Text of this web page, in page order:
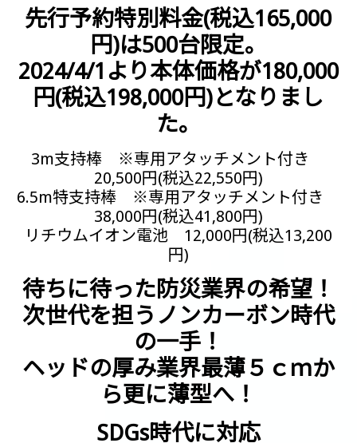
先行予約特別料金(税込165,000
円)は500台限定。
2024/4/1より本体価格が180,000
円(税込198,000円)となりまし
た。
3m支持棒 ※専用アタッチメント付き
20,500円(税込22,550円)
6.5m特支持棒 ※専用アタッチメント付き
38,000円(税込41,800円)
リチウムイオン電池 12,000円(税込13,200
円)
待ちに待った防災業界の希望！
次世代を担うノンカーボン時代
の一手！
ヘッドの厚み業界最薄５ｃｍか
ら更に薄型へ！
SDGs時代に対応